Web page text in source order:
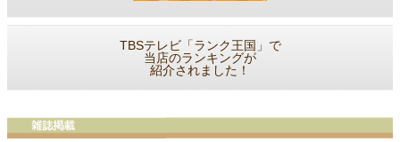
TBSテレビ「ランク王国」で
当店のランキングが
紹介されました！